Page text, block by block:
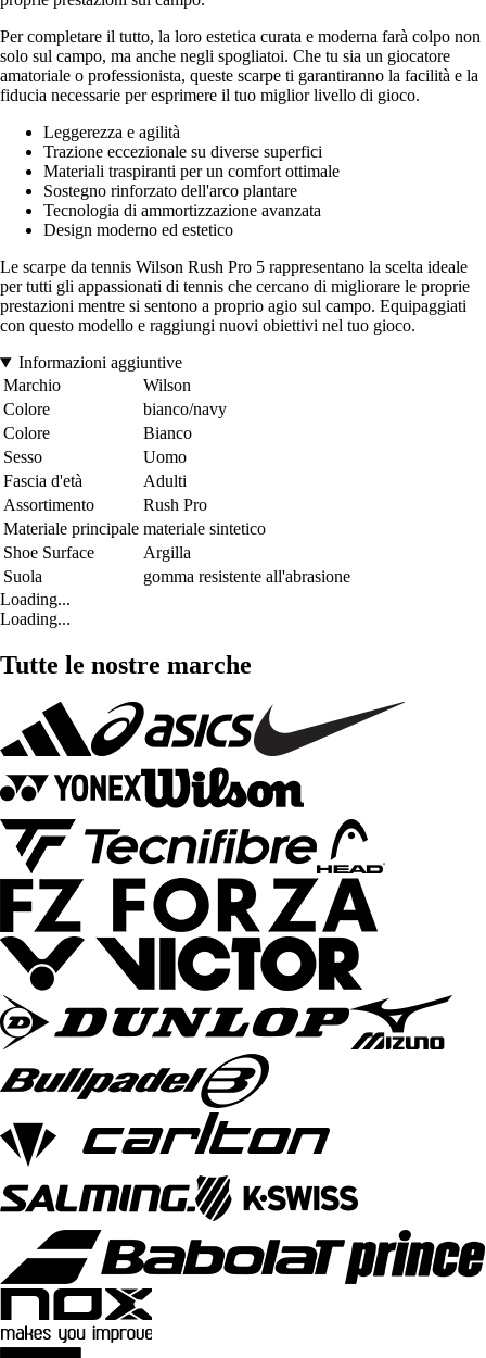
Per completare il tutto, la loro estetica curata e moderna farà colpo non
solo sul campo, ma anche negli spogliatoi. Che tu sia un giocatore
amatoriale o professionista, queste scarpe ti garantiranno la facilità e la
fiducia necessarie per esprimere il tuo miglior livello di gioco.
Leggerezza e agilità
Trazione eccezionale su diverse superfici
Materiali traspiranti per un comfort ottimale
Sostegno rinforzato dell'arco plantare
Tecnologia di ammortizzazione avanzata
Design moderno ed estetico
Le scarpe da tennis Wilson Rush Pro 5 rappresentano la scelta ideale
per tutti gli appassionati di tennis che cercano di migliorare le proprie
prestazioni mentre si sentono a proprio agio sul campo. Equipaggiati
con questo modello e raggiungi nuovi obiettivi nel tuo gioco.
Informazioni aggiuntive
Marchio
Wilson
Colore
bianco/navy
Colore
Bianco
Sesso
Uomo
Fascia d'età
Adulti
Assortimento
Rush Pro
Materiale principale materiale sintetico
Shoe Surface
Argilla
Suola
gomma resistente all'abrasione
Loading...
Loading...
Tutte le nostre marche